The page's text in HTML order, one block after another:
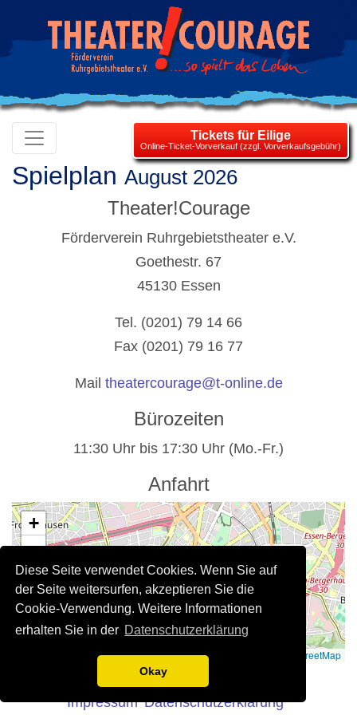
Diese Seite verwendet Cookies. Wenn Sie auf
der Seite weitersurfen, akzeptieren Sie die
Cookie-Verwendung. Weitere Informationen
erhalten Sie in der Datenschutzerklärung
Okay
Tickets für Eilige
Online-Ticket-Vorverkauf (zzgl. Vorverkaufsgebühr)
Spielplan August 2026
Theater!Courage
Förderverein Ruhrgebietstheater e.V.
Goethestr. 67
45130 Essen
Tel. (0201) 79 14 66
Fax (0201) 79 16 77
Mail theatercourage@t-online.de
Bürozeiten
11:30 Uhr bis 17:30 Uhr (Mo.-Fr.)
Anfahrt
+
−
OpenStreetMap
Rechtliche Hinweise
Impressum Datenschutzerklärung